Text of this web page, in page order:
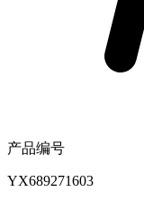
产品编号
YX689271603